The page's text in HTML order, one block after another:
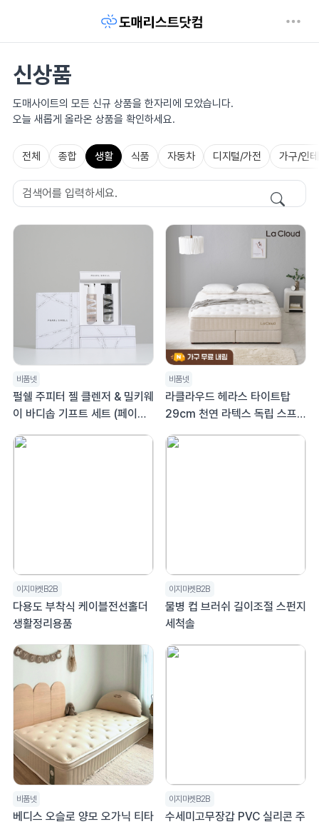
신상품
도매사이트의 모든 신규 상품을 한자리에 모았습니다.
오늘 새롭게 올라온 상품을 확인하세요.
전체 종합 생활 식품 자동차 디지털/가전 가구/인
비품넷
펄쉘 주피터 젤 클렌저 & 밀키웨
이 바디솝 기프트 세트 (페이스
워시 & 바디워시) 120ml
비품넷
라클라우드 헤라스 타이트탑
29cm 천연 라텍스 독립 스프
링 호텔 매트리스 퀸 Q
이지마켓B2B
다용도 부착식 케이블전선홀더
생활정리용품
이지마켓B2B
물병 컵 브러쉬 길이조절 스펀지
세척솔
비품넷
베디스 오슬로 양모 오가닉 티타
이지마켓B2B
수세미고무장갑 PVC 실리콘 주